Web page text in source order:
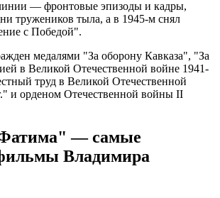
— фронтовые эпизоды и кадры,
тружеников тыла, а в 1945-м снял
с Победой".
медалями "За оборону Кавказа", "За
в Великой Отечественной войне 1941-
труд в Великой Отечественной
и орденом Отечественной войны II
— самые
Владимира